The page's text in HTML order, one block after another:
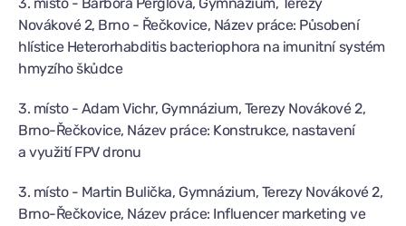
3. místo - Barbora Perglová, Gymnázium, Terezy
Novákové 2, Brno - Řečkovice, Název práce: Působení
hlístice Heterorhabditis bacteriophora na imunitní systém
hmyzího škůdce
3. místo - Adam Vichr, Gymnázium, Terezy Novákové 2,
Brno-Řečkovice, Název práce: Konstrukce, nastavení
a využití FPV dronu
3. místo - Martin Bulička, Gymnázium, Terezy Novákové 2,
Brno-Řečkovice, Název práce: Influencer marketing ve